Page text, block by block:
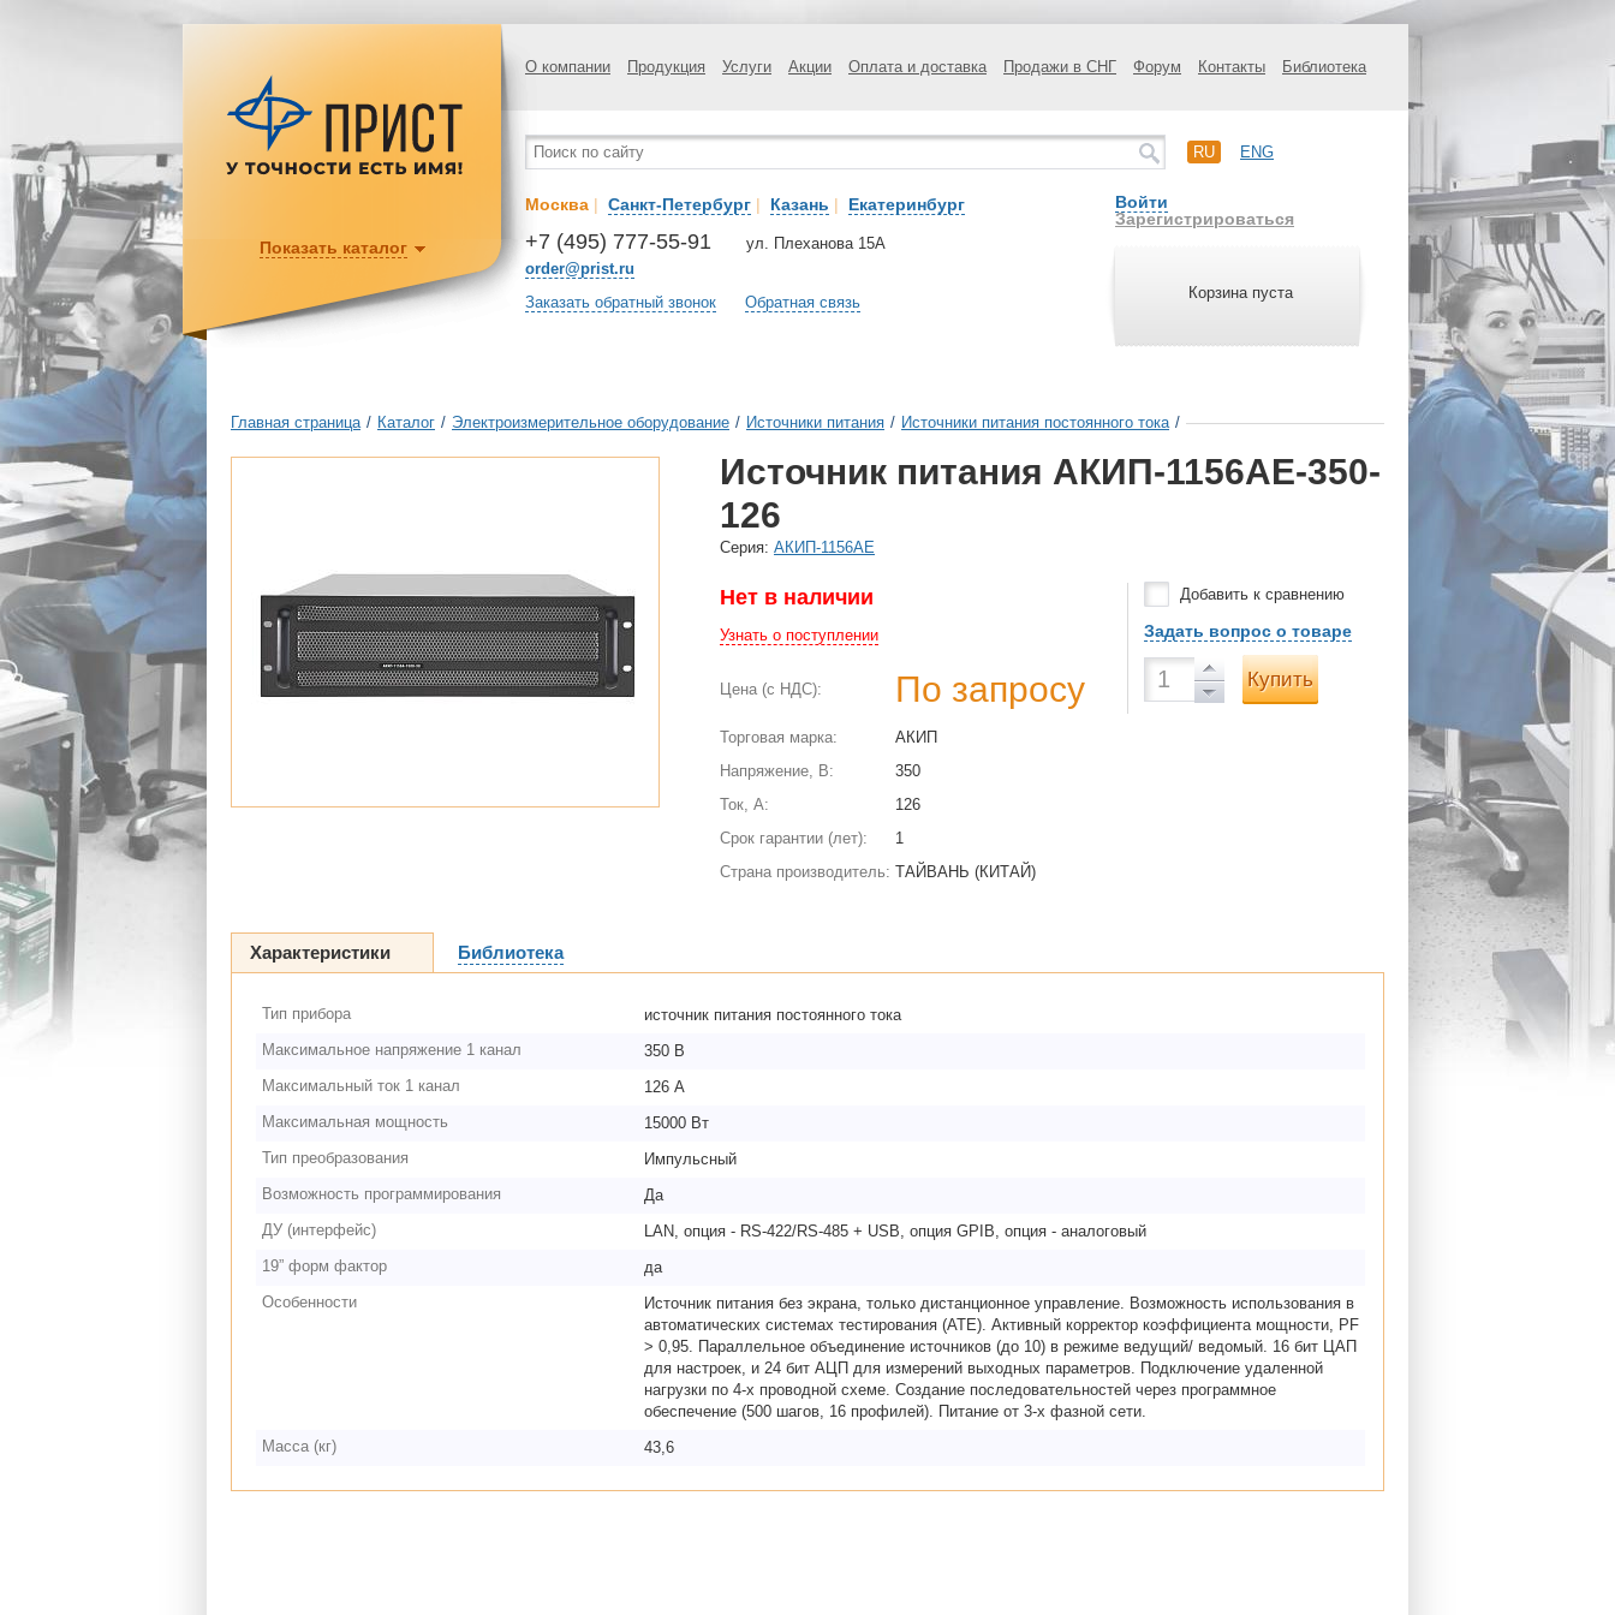
О компании Продукция Услуги Акции Оплата и доставка Продажи в СНГ Форум Контакты Библиотека
RU ENG
Москва | Санкт-Петербург | Казань | Екатеринбург
+7 (495) 777-55-91
order@prist.ru
ул. Плеханова 15А
Заказать обратный звонок Обратная связь
Войти
Зарегистрироваться
Корзина пуста
Показать каталог
Главная страница / Каталог / Электроизмерительное оборудование / Источники питания / Источники питания постоянного тока /
Источник питания АКИП-1156АЕ-350-
126
Cерия: АКИП-1156АЕ
Нет в наличии
Узнать о поступлении
Цена (с НДС): По запросу
Торговая марка:
АКИП
Напряжение, В:
350
Ток, А:
126
Срок гарантии (лет):
1
Страна производитель: ТАЙВАНЬ (КИТАЙ)
Добавить к сравнению
Задать вопрос о товаре
Купить
Характеристики Библиотека
Тип прибора
источник питания постоянного тока
Максимальное напряжение 1 канал
350 В
Максимальный ток 1 канал
126 А
Максимальная мощность
15000 Вт
Тип преобразования
Импульсный
Возможность программирования
Да
ДУ (интерфейс)
LAN, опция - RS-422/RS-485 + USB, опция GPIB, опция - аналоговый
19” форм фактор
да
Особенности
Источник питания без экрана, только дистанционное управление. Возможность использования в
автоматических системах тестирования (ATE). Активный корректор коэффициента мощности, PF
> 0,95. Параллельное объединение источников (до 10) в режиме ведущий/ ведомый. 16 бит ЦАП
для настроек, и 24 бит АЦП для измерений выходных параметров. Подключение удаленной
нагрузки по 4-х проводной схеме. Создание последовательностей через программное
обеспечение (500 шагов, 16 профилей). Питание от 3-х фазной сети.
Масса (кг)
43,6